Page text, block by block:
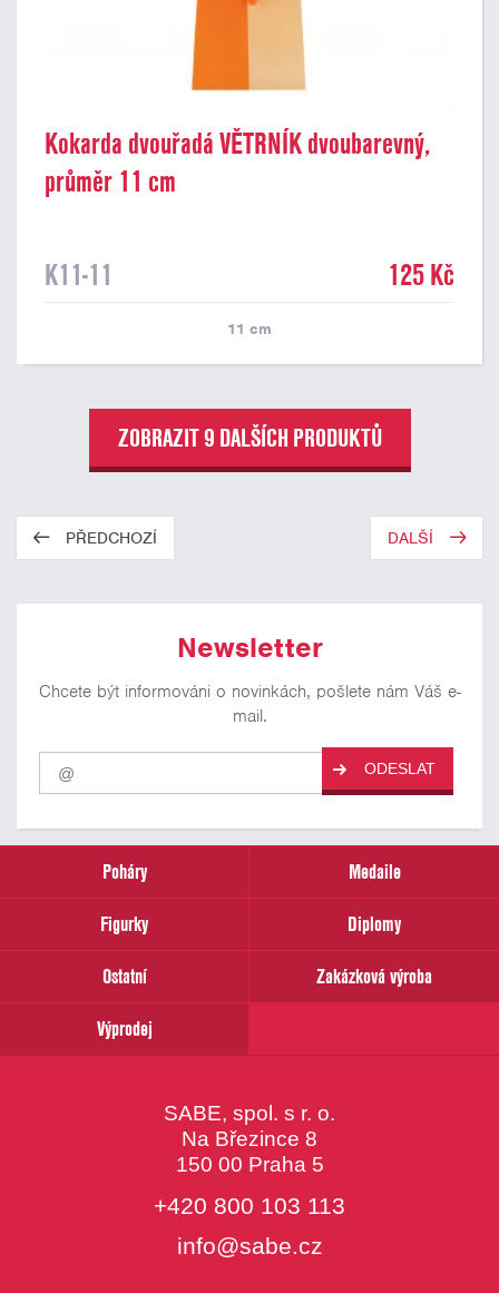
Kokarda dvouřadá VĚTRNÍK dvoubarevný,
průměr 11 cm
K11-11 125 Kč
11 cm
ZOBRAZIT 9 DALŠÍCH PRODUKTŮ
PŘEDCHOZÍ DALŠÍ
Newsletter
Chcete být informováni o novinkách, pošlete nám Váš e-
mail.
Pro
odběr
našich
email
ODESLAT
Poháry
Medaile
Figurky
Diplomy
Ostatní
Zakázková výroba
Výprodej
SABE, spol. s r. o.
Na Březince 8
150 00 Praha 5
+420 800 103 113
info@sabe.cz